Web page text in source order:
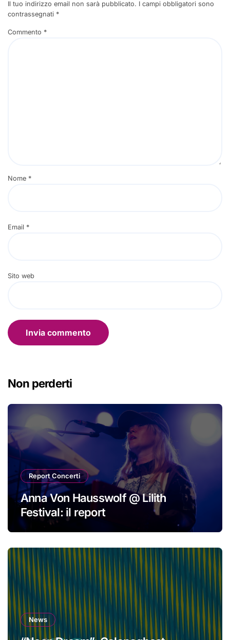
Il tuo indirizzo email non sarà pubblicato. I campi obbligatori sono
contrassegnati *
Commento *
Nome *
Email *
Sito web
Non perderti
Report Concerti
Anna Von Hausswolf @ Lilith
Festival: il report
News